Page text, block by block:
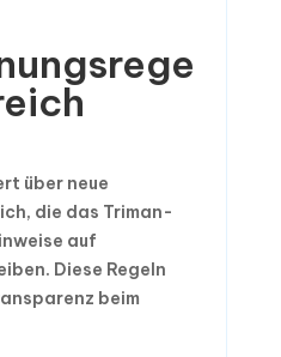
über neue
die das Triman-
auf
Diese Regeln
beim